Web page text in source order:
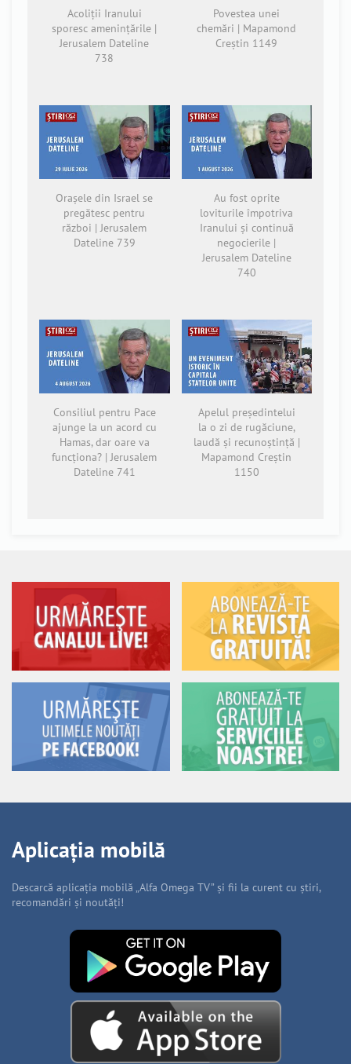
Acoliții Iranului
sporesc amenințările |
Jerusalem Dateline
738
Povestea unei
chemări | Mapamond
Creștin 1149
Orașele din Israel se
pregătesc pentru
război | Jerusalem
Dateline 739
Au fost oprite
loviturile împotriva
Iranului și continuă
negocierile |
Jerusalem Dateline
740
Consiliul pentru Pace
ajunge la un acord cu
Hamas, dar oare va
funcționa? | Jerusalem
Dateline 741
Apelul președintelui
la o zi de rugăciune,
laudă și recunoștință |
Mapamond Creștin
1150
Aplicația mobilă
Descarcă aplicația mobilă „Alfa Omega TV” și fii la curent cu știri,
recomandări și noutăți!